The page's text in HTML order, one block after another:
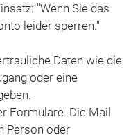
"Wenn Sie das
lei­der sperren."
Daten wie die
oder eine
Formulare. Die Mail
Person oder